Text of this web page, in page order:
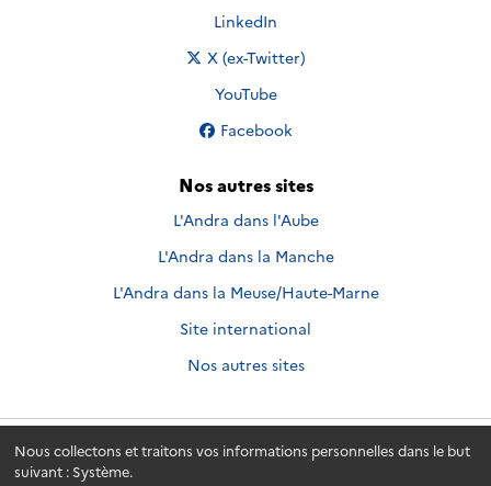
Nous collectons et traitons vos informations personnelles dans le but
suivant : Système.
Nous suivre sur
LinkedIn
Nous suivre sur
X (ex-Twitter)
Nous suivre sur
YouTube
Nous suivre sur
Facebook
Nos autres sites
L'Andra dans l'Aube
L'Andra dans la Manche
L'Andra dans la Meuse/Haute-Marne
Site international
Nos autres sites
Andra.fr © 2026 - Andra. Tous droits réservés.